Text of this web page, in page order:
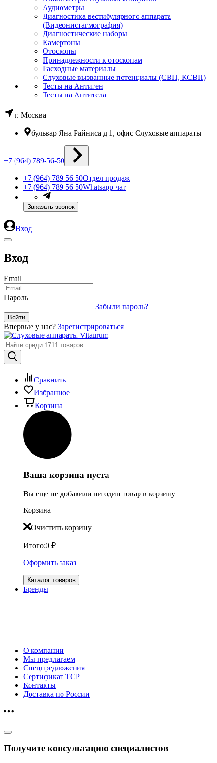
Аудиометры
Диагностика вестибулярного аппарата
(Видеонистагмография)
Диагностические наборы
Камертоны
Отоскопы
Принадлежности к отоскопам
Расходные материалы
Слуховые вызванные потенциалы (СВП, КСВП)
Тесты на Антиген
Тесты на Антитела
г. Москва
бульвар Яна Райниса д.1, офис Слуховые аппараты
+7 (964) 789-56-50
+7 (964) 789 56 50Отдел продаж
+7 (964) 789 56 50Whatsapp чат
Заказать звонок
Вход
Вход
Email
Пароль
Забыли пароль?
Впервые у нас? Зарегистрироваться
Сравнить
Избранное
Корзина
Ваша корзина пуста
Вы еще не добавили ни один товар в корзину
Корзина
Очистить корзину
Итого:0 ₽
Оформить заказ
Каталог товаров
Бренды
О компании
Мы предлагаем
Спецпредложения
Сертификат ТСР
Контакты
Доставка по России
Получите консультацию специалистов